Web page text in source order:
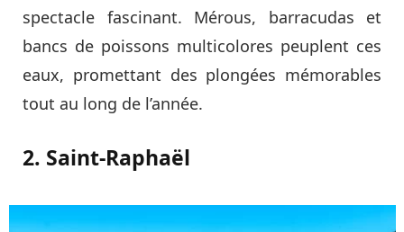
spectacle fascinant. Mérous, barracudas et
bancs de poissons multicolores peuplent ces
eaux, promettant des plongées mémorables
tout au long de l’année.
2. Saint-Raphaël